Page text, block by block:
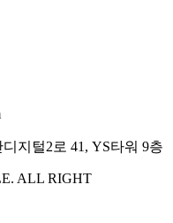
지털2로 41, YS타워 9층
ALL RIGHT